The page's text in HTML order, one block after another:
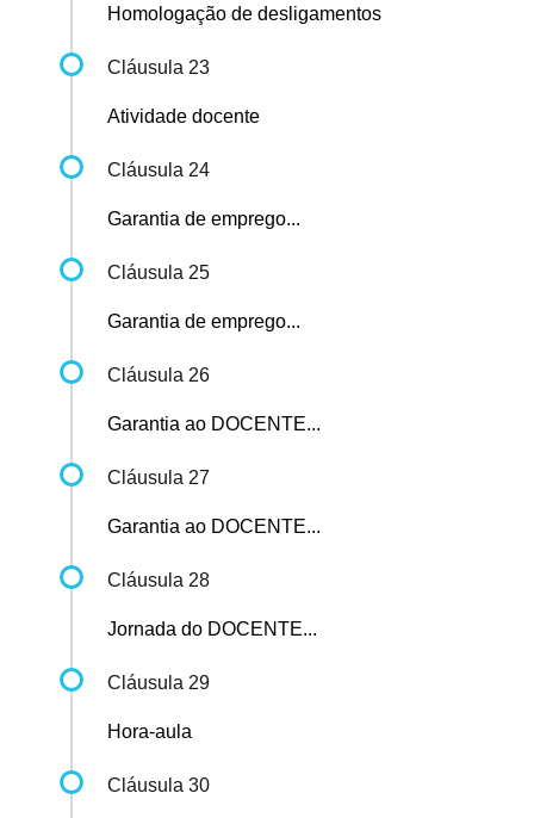
Homologação de desligamentos
Cláusula 23
Atividade docente
Cláusula 24
Garantia de emprego...
Cláusula 25
Garantia de emprego...
Cláusula 26
Garantia ao DOCENTE...
Cláusula 27
Garantia ao DOCENTE...
Cláusula 28
Jornada do DOCENTE...
Cláusula 29
Hora-aula
Cláusula 30